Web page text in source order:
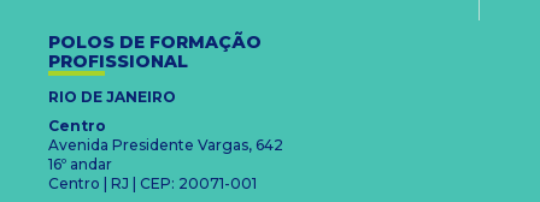
POLOS DE FORMAÇÃO
PROFISSIONAL
RIO DE JANEIRO
Centro
Avenida Presidente Vargas, 642
16º andar
Centro | RJ | CEP: 20071-001